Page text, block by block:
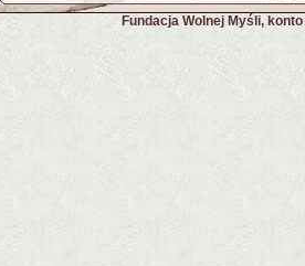
Fundacja Wolnej Myśli,